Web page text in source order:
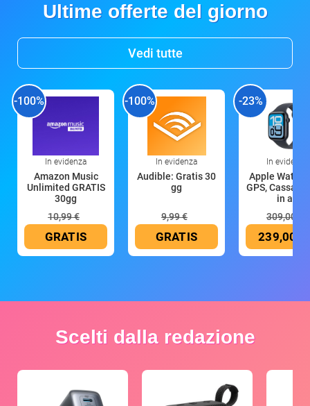
Ultime offerte del giorno
Vedi tutte
-100%
In evidenza
Amazon Music
Unlimited GRATIS
30gg
10,99 €
GRATIS
-100%
In evidenza
Audible: Gratis 30
gg
9,99 €
GRATIS
-23%
In evidenza
Apple Watch
GPS, Cassa
in all
309,00 €
239,00 €
Scelti dalla redazione